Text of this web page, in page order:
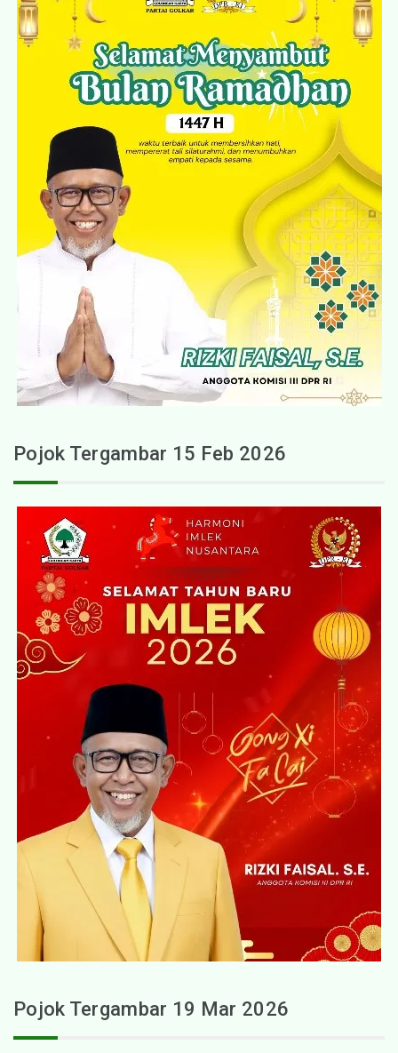
Pojok Tergambar 15 Feb 2026
Pojok Tergambar 19 Mar 2026